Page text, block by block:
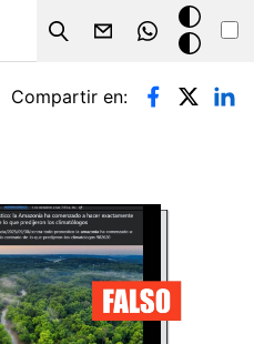
Search
Modo
oscuro
Compartir en: